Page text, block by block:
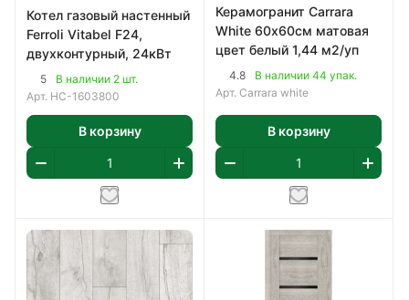
Котел газовый настенный
Ferroli Vitabel F24,
двухконтурный, 24кВт
5
В наличии 2 шт.
Арт. НС-1603800
В корзину
Керамогранит Carrara
White 60х60см матовая
цвет белый 1,44 м2/уп
4.8
В наличии 44 упак.
Арт. Carrara white
В корзину